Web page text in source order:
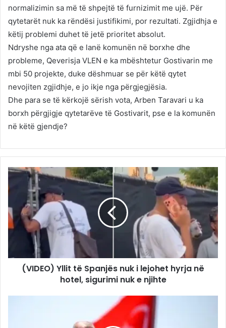
normalizimin sa më të shpejtë të furnizimit me ujë. Për
qytetarët nuk ka rëndësi justifikimi, por rezultati. Zgjidhja e
këtij problemi duhet të jetë prioritet absolut.
Ndryshe nga ata që e lanë komunën në borxhe dhe
probleme, Qeverisja VLEN e ka mbështetur Gostivarin me
mbi 50 projekte, duke dëshmuar se për këtë qytet
nevojiten zgjidhje, e jo ikje nga përgjegjësia.
Dhe para se të kërkojë sërish vota, Arben Taravari u ka
borxh përgjigje qytetarëve të Gostivarit, pse e la komunën
në këtë gjendje?
(VIDEO) Yllit të Spanjës nuk i lejohet hyrja në
hotel, sigurimi nuk e njihte